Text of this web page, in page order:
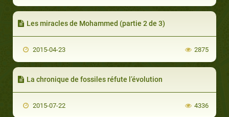
Les miracles de Mohammed (partie 2 de 3)
2015-04-23 2875
La chronique de fossiles réfute l’évolution
2015-07-22 4336